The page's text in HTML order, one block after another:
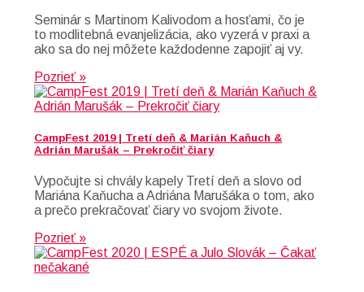
Seminár s Martinom Kalivodom a hosťami, čo je
to modlitebná evanjelizácia, ako vyzerá v praxi a
ako sa do nej môžete každodenne zapojiť aj vy.
Pozrieť »
CampFest 2019 | Tretí deň & Marián Kaňuch &
Adrián Marušák – Prekročiť čiary
Vypočujte si chvály kapely Tretí deň a slovo od
Mariána Kaňucha a Adriána Marušáka o tom, ako
a prečo prekračovať čiary vo svojom živote.
Pozrieť »